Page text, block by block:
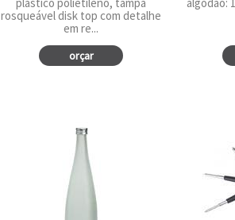
rosqueável disk top com detalhe
em re...
orçar